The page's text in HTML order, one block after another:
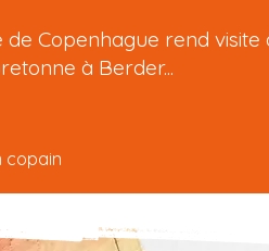
Copenhague rend visite
à Berder...
copain